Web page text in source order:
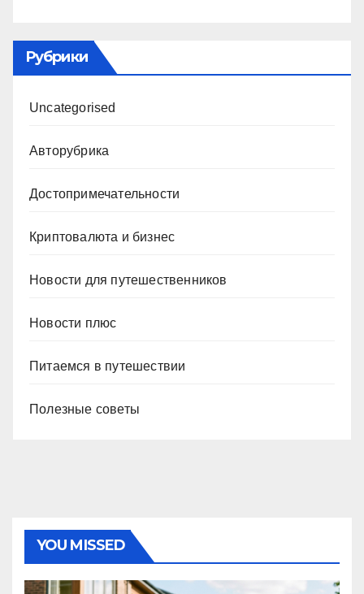
Рубрики
Uncategorised
Авторубрика
Достопримечательности
Криптовалюта и бизнес
Новости для путешественников
Новости плюс
Питаемся в путешествии
Полезные советы
YOU MISSED